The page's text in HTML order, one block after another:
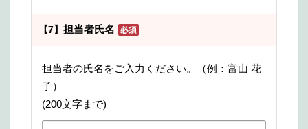
【7】 担当者氏名
担当者の氏名をご入力ください。（例：富山 花
子）
(200文字まで)